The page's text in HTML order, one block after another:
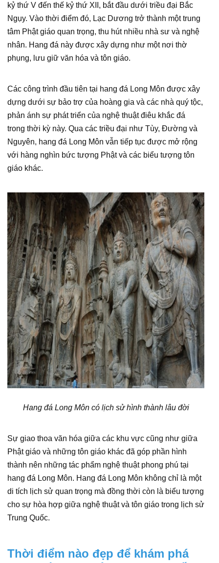
kỷ thứ V đến thế kỷ thứ XII, bắt đầu dưới triều đại Bắc
Ngụy. Vào thời điểm đó, Lạc Dương trở thành một trung
tâm Phật giáo quan trọng, thu hút nhiều nhà sư và nghệ
nhân. Hang đá này được xây dựng như một nơi thờ
phụng, lưu giữ văn hóa và tôn giáo.
Các công trình đầu tiên tại hang đá Long Môn được xây
dựng dưới sự bảo trợ của hoàng gia và các nhà quý tộc,
phản ánh sự phát triển của nghệ thuật điêu khắc đá
trong thời kỳ này. Qua các triều đại như Tùy, Đường và
Nguyên, hang đá Long Môn vẫn tiếp tục được mở rộng
với hàng nghìn bức tượng Phật và các biểu tượng tôn
giáo khác.
Hang đá Long Môn có lịch sử hình thành lâu đời
Sự giao thoa văn hóa giữa các khu vực cũng như giữa
Phật giáo và những tôn giáo khác đã góp phần hình
thành nên những tác phẩm nghệ thuật phong phú tại
hang đá Long Môn. Hang đá Long Môn không chỉ là một
di tích lịch sử quan trọng mà đồng thời còn là biểu tượng
cho sự hòa hợp giữa nghệ thuật và tôn giáo trong lịch sử
Trung Quốc.
Thời điểm nào đẹp để khám phá